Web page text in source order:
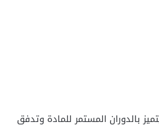
بالدوران المستمر للمادة وتدفق